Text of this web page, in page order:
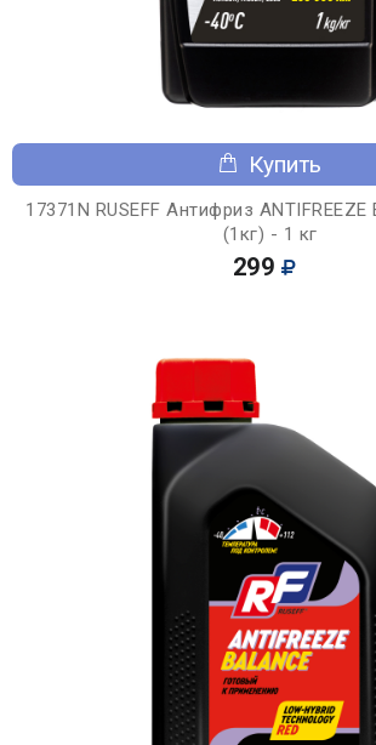
Купить
17371N RUSEFF Антифриз ANTIFREEZE
(1кг) - 1 кг
299